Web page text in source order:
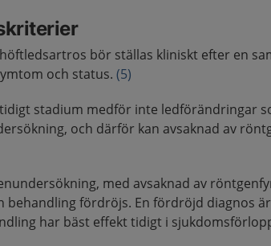
bör ställas kliniskt efter en
och status.(5)
stadium medför inte ledförändringar
och därför kan avsaknad av
med avsaknad av
behandling fördröjs. En fördröjd diagnos
har bäst effekt tidigt i